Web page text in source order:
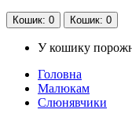
Кошик: 0 Кошик: 0
У кошику
Головна
Малюкам
Слюнявчики